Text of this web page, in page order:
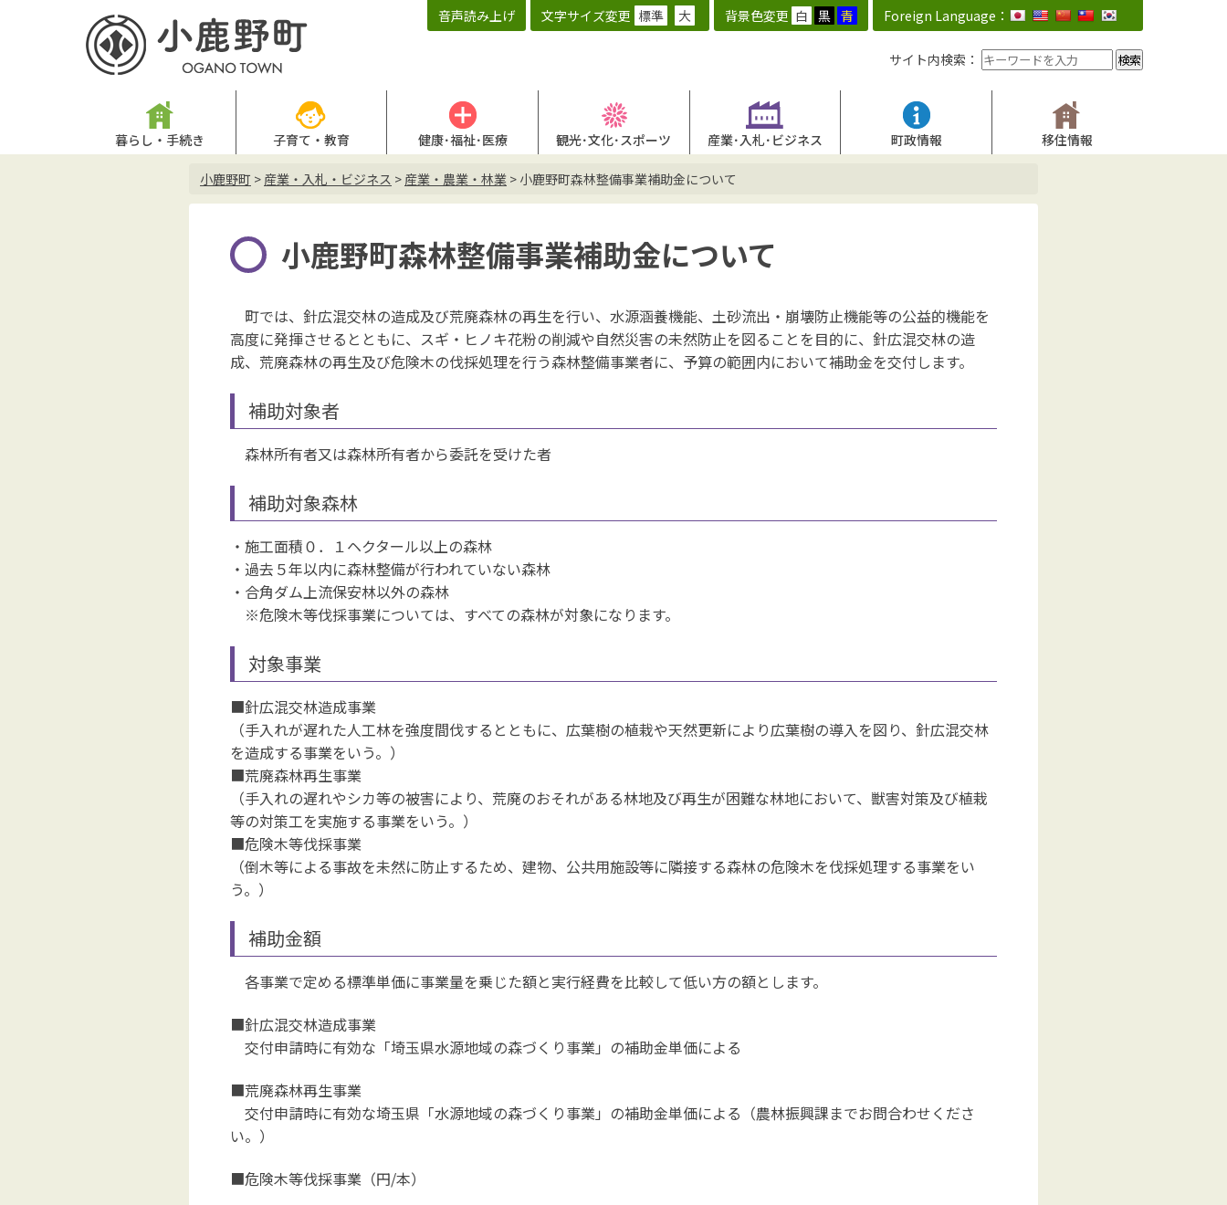
音声読み上げ 文字サイズ変更 標準 大 背景色変更 白 黒 青 Foreign Language：
サイト内検索：
暮らし・手続き 子育て・教育 健康･福祉･医療 観光･文化･スポーツ 産業･入札･ビジネス 町政情報 移住情報
小鹿野町 > 産業・入札・ビジネス > 産業・農業・林業 > 小鹿野町森林整備事業補助金について
小鹿野町森林整備事業補助金について
町では、針広混交林の造成及び荒廃森林の再生を行い、水源涵養機能、土砂流出・崩壊防止機能等の公益的機能を
高度に発揮させるとともに、スギ・ヒノキ花粉の削減や自然災害の未然防止を図ることを目的に、針広混交林の造
成、荒廃森林の再生及び危険木の伐採処理を行う森林整備事業者に、予算の範囲内において補助金を交付します。
補助対象者
森林所有者又は森林所有者から委託を受けた者
補助対象森林
・施工面積０．１ヘクタール以上の森林
・過去５年以内に森林整備が行われていない森林
・合角ダム上流保安林以外の森林
※危険木等伐採事業については、すべての森林が対象になります。
対象事業
■針広混交林造成事業
（手入れが遅れた人工林を強度間伐するとともに、広葉樹の植栽や天然更新により広葉樹の導入を図り、針広混交林
を造成する事業をいう。）
■荒廃森林再生事業
（手入れの遅れやシカ等の被害により、荒廃のおそれがある林地及び再生が困難な林地において、獣害対策及び植栽
等の対策工を実施する事業をいう。）
■危険木等伐採事業
（倒木等による事故を未然に防止するため、建物、公共用施設等に隣接する森林の危険木を伐採処理する事業をい
う。）
補助金額
各事業で定める標準単価に事業量を乗じた額と実行経費を比較して低い方の額とします。
■針広混交林造成事業
交付申請時に有効な「埼玉県水源地域の森づくり事業」の補助金単価による
■荒廃森林再生事業
交付申請時に有効な埼玉県「水源地域の森づくり事業」の補助金単価による （農林振興課までお問合わせくださ
い。）
■危険木等伐採事業（円/本）